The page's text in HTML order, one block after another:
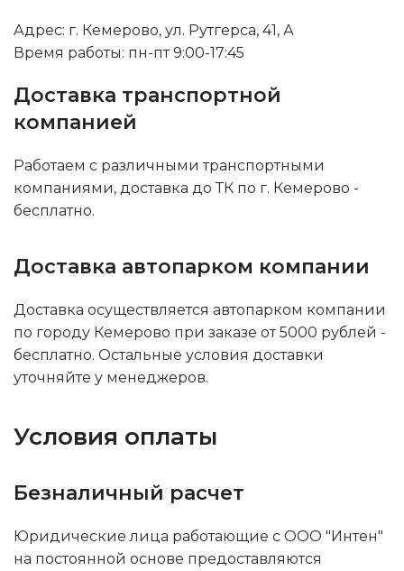
Адрес: г. Кемерово, ул. Рутгерса, 41, А
Время работы: пн-пт 9:00-17:45
Доставка транспортной
компанией
Работаем с различными транспортными
компаниями, доставка до ТК по г. Кемерово -
бесплатно.
Доставка автопарком компании
Доставка осуществляется автопарком компании
по городу Кемерово при заказе от 5000 рублей -
бесплатно. Остальные условия доставки
уточняйте у менеджеров.
Условия оплаты
Безналичный расчет
Юридические лица работающие с ООО "Интен"
на постоянной основе предоставляются